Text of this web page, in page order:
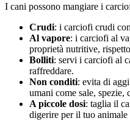
I cani possono mangiare i
Crudi: i carciofi crudi
Al vapore: i carciofi al
proprietà nutritive,
Bolliti: servi i carciofi al
raffreddare.
Non conditi: evita di
umani come sale, spezie,
A piccole dosi: taglia il
digerire per il tuo animale